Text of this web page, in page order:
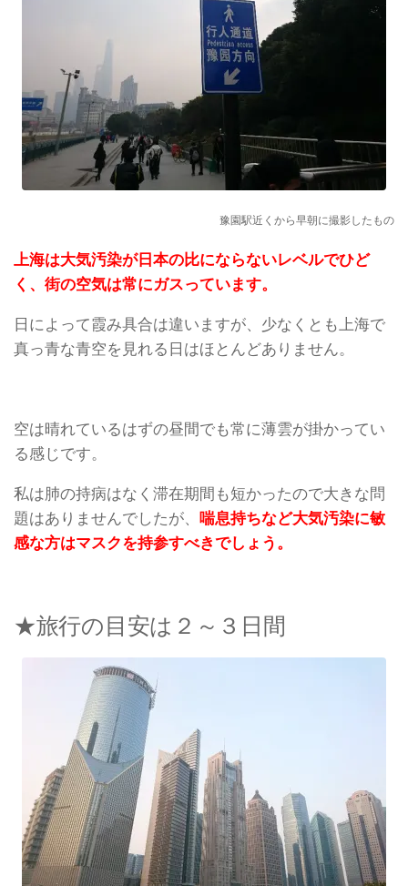
豫園駅近くから早朝に撮影したもの
上海は大気汚染が日本の比にならないレベルでひど
く、街の空気は常にガスっています。
日によって霞み具合は違いますが、少なくとも上海で
真っ青な青空を見れる日はほとんどありません。
空は晴れているはずの昼間でも常に薄雲が掛かってい
る感じです。
私は肺の持病はなく滞在期間も短かったので大きな問
題はありませんでしたが、 喘息持ちなど大気汚染に敏
感な方はマスクを持参すべきでしょう。
★旅行の目安は２～３日間